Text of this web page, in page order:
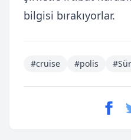
bilgisi bırakıyorlar.
#cruise #polis